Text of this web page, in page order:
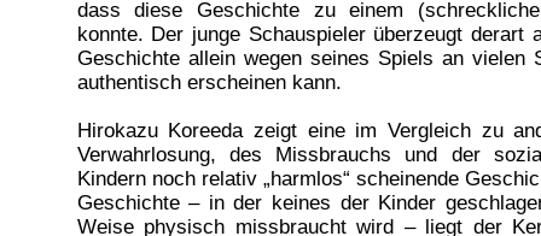
dass diese Geschichte zu einem
konnte. Der junge Schauspieler überzeugt derart
Geschichte allein wegen seines Spiels an vielen
authentisch erscheinen kann.
Hirokazu Koreeda zeigt eine im Vergleich zu
Verwahrlosung, des Missbrauchs und der
Kindern noch relativ „harmlos“ scheinende
Geschichte – in der keines der Kinder
Weise physisch missbraucht wird – liegt der